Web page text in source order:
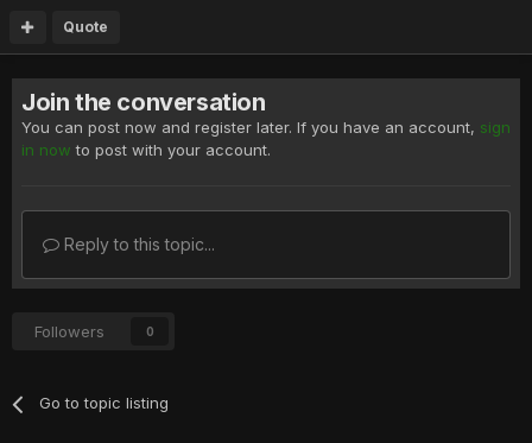
Quote
Join the conversation
You can post now and register later. If you have an account, sign
in now to post with your account.
Reply to this topic...
Followers 0
Go to topic listing